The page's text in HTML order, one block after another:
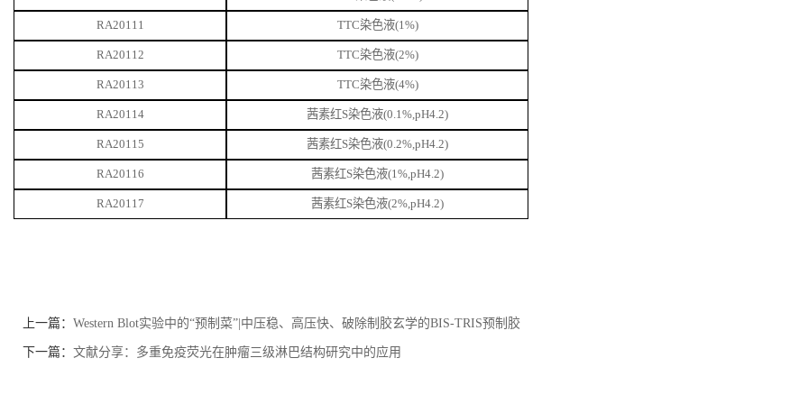
RA20111 TTC染色液(1%)
RA20112 TTC染色液(2%)
RA20113 TTC染色液(4%)
RA20114 茜素红S染色液(0.1%,pH4.2)
RA20115 茜素红S染色液(0.2%,pH4.2)
RA20116 茜素红S染色液(1%,pH4.2)
RA20117 茜素红S染色液(2%,pH4.2)
上一篇： Western Blot实验中的“预制菜”|中压稳、高压快、破除制胶玄学的BIS-TRIS预制胶
下一篇： 文献分享：多重免疫荧光在肿瘤三级淋巴结构研究中的应用